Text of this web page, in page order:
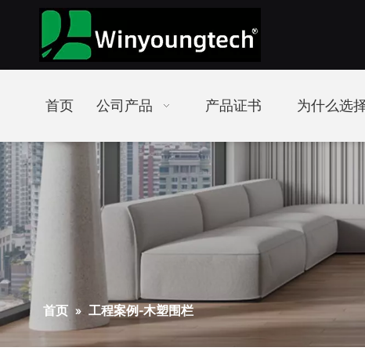
首页 公司产品 产品证书 为什么选
首页 » 工程案例-木塑围栏